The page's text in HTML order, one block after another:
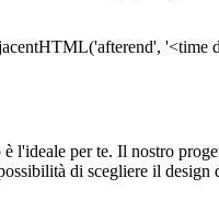
l'ideale per te. Il nostro
di scegliere il design